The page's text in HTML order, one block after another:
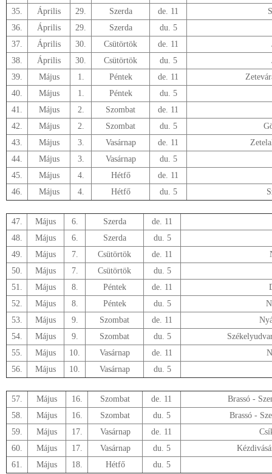
35.
Április 29. Szerda de. 11
36.
Április 29. Szerda
du. 5
37.
Április 30. Csütörtök de. 11
38.
Április 30. Csütörtök du. 5
39.
Május 1. Péntek de. 11
40.
Május 1. Péntek
du. 5
41.
Május 2. Szombat
de. 11
42.
Május 2. Szombat du. 5
43.
Május 3. Vasárnap de. 11
44.
Május 3. Vasárnap
du. 5
45.
Május 4. Hétfő
de. 11
46.
Május 4. Hétfő du. 5
47. Május 6. Szerda de. 11
48.
Május 6. Szerda
du. 5
49.
Május 7. Csütörtök de. 11
50.
Május 7. Csütörtök
du. 5
51.
Május 8. Péntek de. 11
52.
Május 8. Péntek du. 5
53.
Május 9. Szombat de. 11
54.
Május 9. Szombat du. 5
55.
Május 10. Vasárnap de. 11
56.
Május 10. Vasárnap du. 5
57. Május 16. Szombat de. 11
Brassó -
58.
Május 16. Szombat du. 5
Brassó -
59.
Május 17. Vasárnap de. 11
60.
Május 17. Vasárnap du. 5
61.
Május 18. Hétfő du. 5